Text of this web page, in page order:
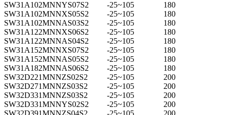
SW31A102MNNYS07S2
-25~105
180
SW31A102MNNXS05S2
-25~105
180
SW31A102MNNAS03S2
-25~105
180
SW31A122MNNXS06S2
-25~105
180
SW31A122MNNAS04S2
-25~105
180
SW31A152MNNXS07S2
-25~105
180
SW31A152MNNAS05S2
-25~105
180
SW31A182MNNAS06S2
-25~105
180
SW32D221MNNZS02S2
-25~105
200
SW32D271MNNZS03S2
-25~105
200
SW32D331MNNZS03S2
-25~105
200
SW32D331MNNYS02S2
-25~105
200